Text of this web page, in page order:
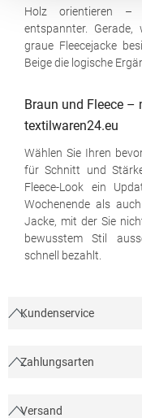
Holz orientieren –
entspannter.
graue Fleecejacke
Beige die logische
Braun und Fleece
textilwaren24.eu
Wählen Sie Ihren
für Schnitt und
Fleece-Look ein
Wochenende als
Jacke, mit der Sie
bewusstem Stil
schnell bezahlt.
Kundenservice
Zahlungsarten
Versand